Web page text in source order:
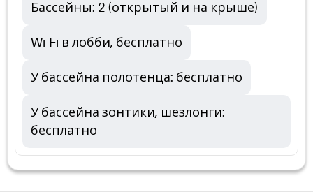
Бассейны: 2 (открытый и на крыше)
Wi-Fi в лобби, бесплатно
У бассейна полотенца: бесплатно
У бассейна зонтики, шезлонги:
бесплатно